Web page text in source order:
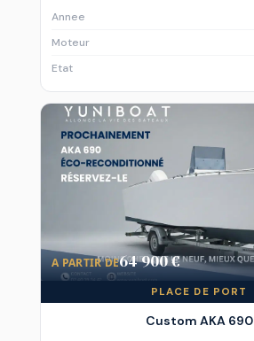
Annee
Moteur
Etat
A PARTIR DE64 900 €
PLACE DE PORT
Custom AKA 690